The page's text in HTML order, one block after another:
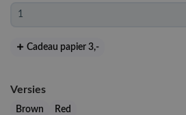
Cadeau papier 3,-
Versies
Brown Red